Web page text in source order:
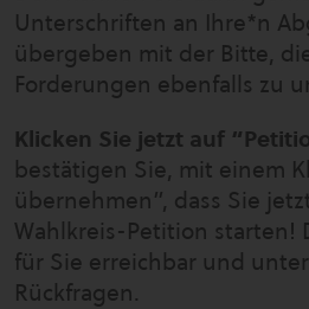
Unterschriften an Ihre*n
übergeben mit der Bitte,
Forderungen ebenfalls zu
Klicken Sie jetzt auf
bestätigen Sie, mit einem
übernehmen”, dass Sie
Wahlkreis-Petition starten!
für Sie erreichbar und
Rückfragen.